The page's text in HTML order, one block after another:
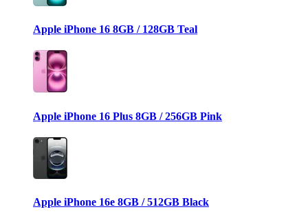
Apple iPhone 16 8GB / 128GB Teal
Apple iPhone 16 Plus 8GB / 256GB Pink
Apple iPhone 16e 8GB / 512GB Black